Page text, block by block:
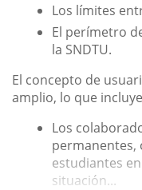
Los límites
El perímetro
la SNDTU.
El concepto de
amplio, lo que
Los
permanentes,
estudiantes
situación...